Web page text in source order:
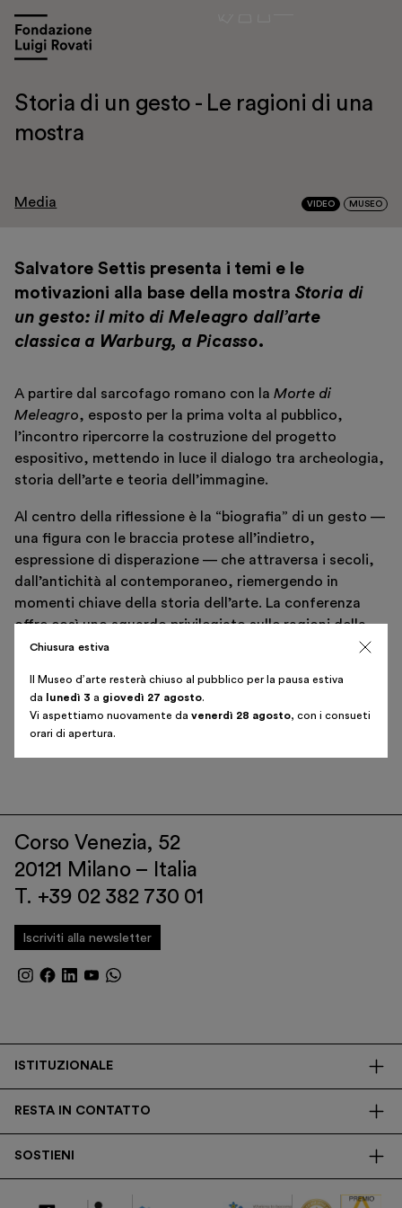
Mostre e appuntamenti
Educazione
Museo Gentile
Scopri
Area riservata
ItalianoEnglish
Storia di un gesto - Le ragioni di una
mostra
Media VIDEO MUSEO
Salvatore Settis presenta i temi e le
motivazioni alla base della mostra Storia di
un gesto: il mito di Meleagro dall’arte
classica a Warburg, a Picasso.
A partire dal sarcofago romano con laMorte di
Meleagro, esposto per la prima volta al pubblico,
l’incontro ripercorre la costruzione del progetto
espositivo, mettendo in luce il dialogo tra archeologia,
storia dell’arte e teoria dell’immagine.
Al centro della riflessione è la “biografia” di un gesto —
una figura con le braccia protese all’indietro,
espressione di disperazione — che attraversa i secoli,
dall’antichità al contemporaneo, riemergendo in
momenti chiave della storia dell’arte. La conferenza
offre così uno sguardo privilegiato sulle ragioni della
mostra e sul metodo di indagine che ne ha guidato la
Riproduci video
Corso Venezia, 52
20121 Milano – Italia
T. +39 02 382 730 01
Iscriviti alla newsletter
ISTITUZIONALE
Trasparenza
Ricerca
RESTA IN CONTATTO
SOSTIENI
Chiusura estiva
Il Museo d’arte resterà chiuso al pubblico per la pausa estiva
da
lunedì 3 a giovedì 27 agosto.
Vi aspettiamo nuovamente da venerdì 28 agosto, con i consueti
orari di apertura.